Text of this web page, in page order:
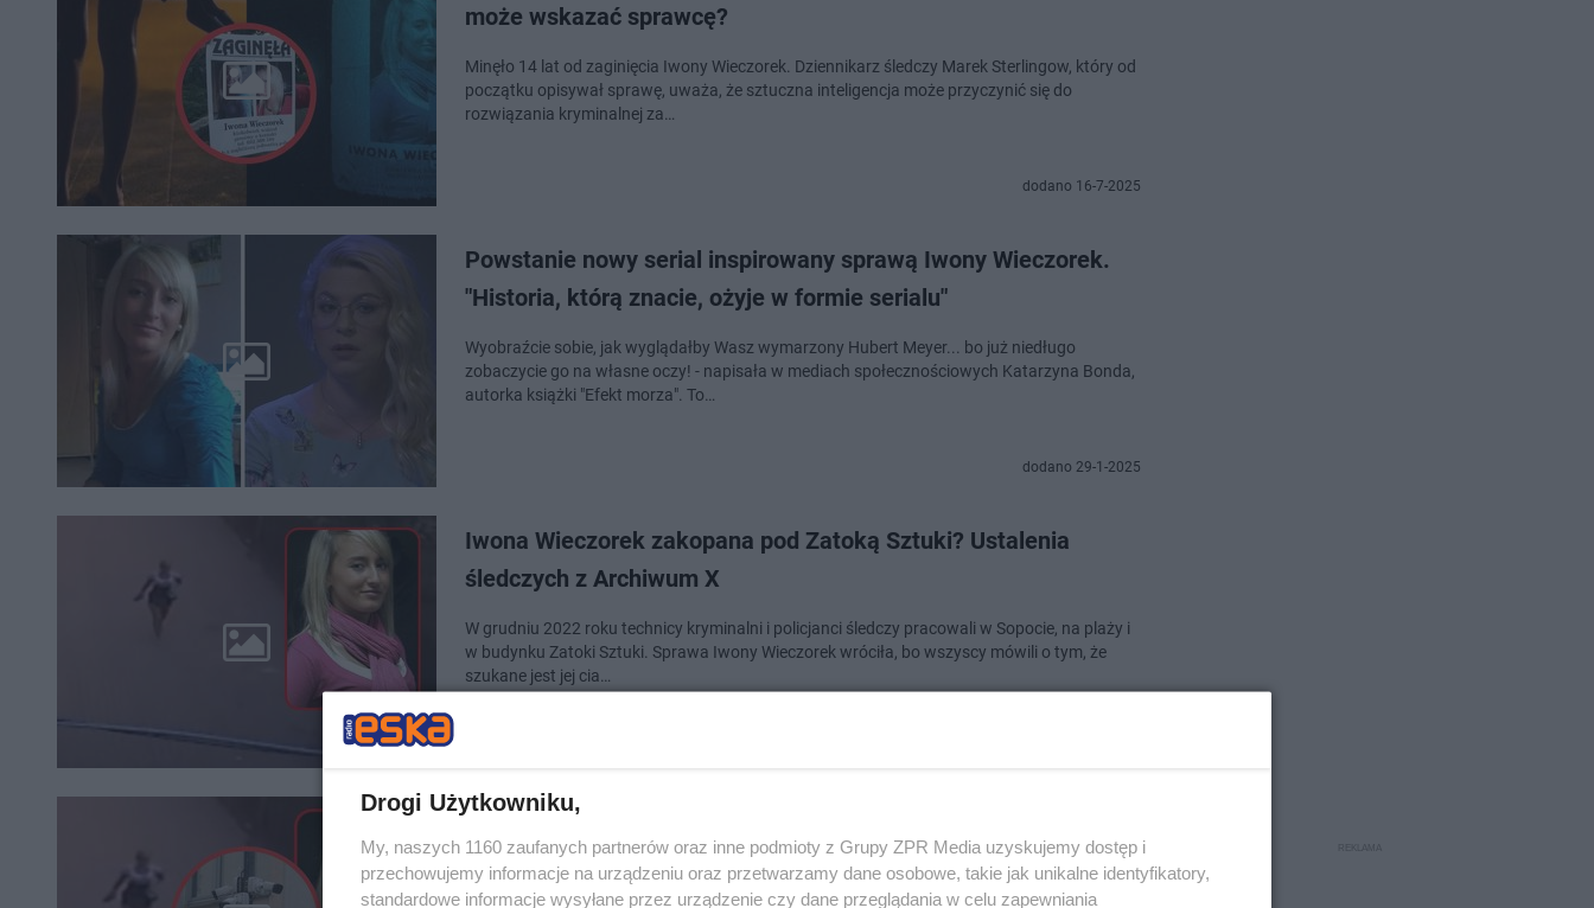
może wskazać sprawcę?
Minęło 14 lat od zaginięcia Iwony Wieczorek. Dziennikarz śledczy Marek Sterlingow, który od
początku opisywał sprawę, uważa, że sztuczna inteligencja może przyczynić się do
rozwiązania kryminalnej za…
dodano 16-7-2025
Powstanie nowy serial inspirowany sprawą Iwony Wieczorek.
"Historia, którą znacie, ożyje w formie serialu"
Wyobraźcie sobie, jak wyglądałby Wasz wymarzony Hubert Meyer... bo już niedługo
zobaczycie go na własne oczy! - napisała w mediach społecznościowych Katarzyna Bonda,
autorka książki "Efekt morza". To…
dodano 29-1-2025
Iwona Wieczorek zakopana pod Zatoką Sztuki? Ustalenia
śledczych z Archiwum X
W grudniu 2022 roku technicy kryminalni i policjanci śledczy pracowali w Sopocie, na plaży i
w budynku Zatoki Sztuki. Sprawa Iwony Wieczorek wróciła, bo wszyscy mówili o tym, że
szukane jest jej cia…
Katarzyna Bonda powiedziała to o Iwonie Wieczorek. W sieci
zawrzało!
Drogi Użytkowniku,
My, naszych 1160 zaufanych partnerów oraz inne podmioty z Grupy ZPR Media uzyskujemy dostęp i
przechowujemy informacje na urządzeniu oraz przetwarzamy dane osobowe, takie jak unikalne identyfikatory,
standardowe informacje wysyłane przez urządzenie czy dane przeglądania w celu zapewniania